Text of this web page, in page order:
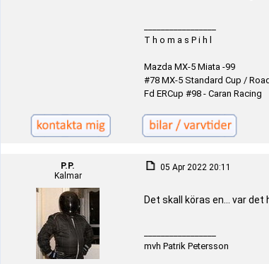
T h o m a s P i h l
Mazda MX-5 Miata -99
#78 MX-5 Standard Cup /
Fd ERCup #98 - Caran Racing
P.P.
Kalmar
05 Apr 2022 20:11
Det skall köras en... var
mvh Patrik Petersson